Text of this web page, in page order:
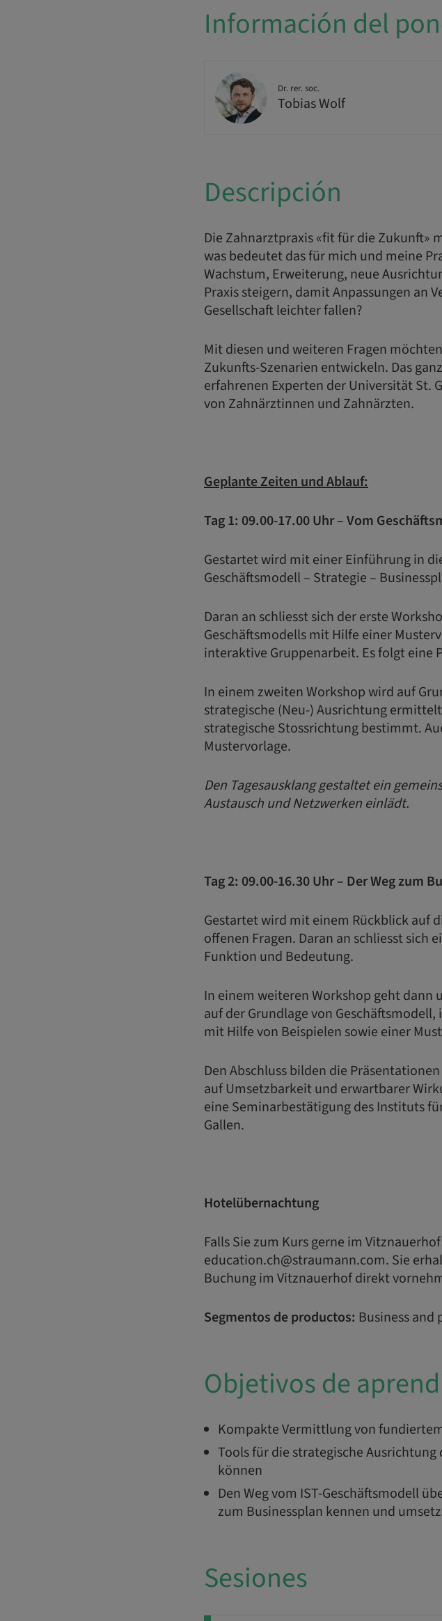
Información del
Dr. rer. soc.
Tobias Wolf
Descripción
Die Zahnarztpraxis «fit für die Zukunft»
was bedeutet das für mich und meine
Wachstum, Erweiterung, neue
Praxis steigern, damit Anpassungen an
Gesellschaft leichter fallen?
Mit diesen und weiteren Fragen
Zukunfts-Szenarien entwickeln. Das
erfahrenen Experten der Universität St.
von Zahnärztinnen und Zahnärzten.
Geplante Zeiten und Ablauf:
Tag 1: 09.00-17.00 Uhr – Vom
Gestartet wird mit einer Einführung in
Geschäftsmodell – Strategie –
Daran an schliesst sich der erste
Geschäftsmodells mit Hilfe einer
interaktive Gruppenarbeit. Es folgt eine
In einem zweiten Workshop wird auf
strategische (Neu-) Ausrichtung
strategische Stossrichtung bestimmt.
Mustervorlage.
Den Tagesausklang gestaltet ein
Austausch und Netzwerken einlädt.
Tag 2: 09.00-16.30 Uhr – Der Weg zum
Gestartet wird mit einem Rückblick auf
offenen Fragen. Daran an schliesst sich
Funktion und Bedeutung.
In einem weiteren Workshop geht dann
auf der Grundlage von
mit Hilfe von Beispielen sowie einer
Den Abschluss bilden die
auf Umsetzbarkeit und erwartbarer
eine Seminarbestätigung des Instituts
Gallen.
Hotelübernachtung
Falls Sie zum Kurs gerne im
education.ch@straumann.com. Sie
Buchung im Vitznauerhof direkt
Segmentos de productos: Business
Objetivos de
Kompakte Vermittlung von
Tools für die strategische
können
Den Weg vom IST-Geschäftsmodell
zum Businessplan kennen und
Sesiones